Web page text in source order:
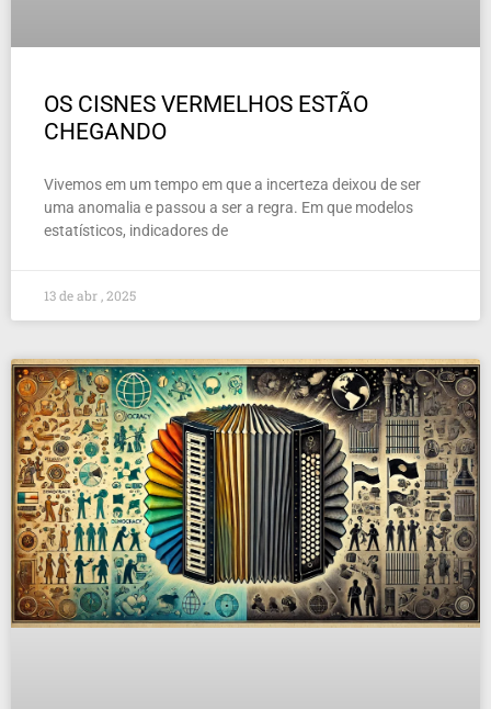
OS CISNES VERMELHOS ESTÃO
CHEGANDO
Vivemos em um tempo em que a incerteza deixou de ser
uma anomalia e passou a ser a regra. Em que modelos
estatísticos, indicadores de
13 de abr , 2025